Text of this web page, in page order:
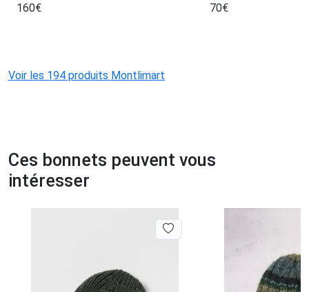
160€
70€
Voir les 194 produits Montlimart
Ces bonnets peuvent vous
intéresser